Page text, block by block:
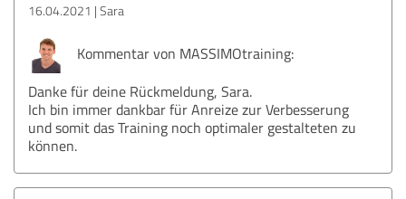
16.04.2021 Sara
Kommentar von MASSIMOtraining:
Danke für deine Rückmeldung, Sara.
Ich bin immer dankbar für Anreize zur Verbesserung
und somit das Training noch optimaler gestalteten zu
können.